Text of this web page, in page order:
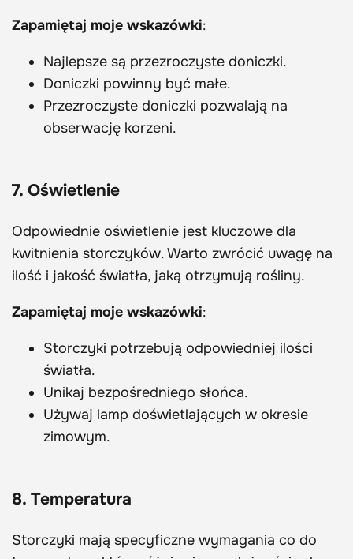
Zapamiętaj moje wskazówki:
Najlepsze są przezroczyste doniczki.
Doniczki powinny być małe.
Przezroczyste doniczki pozwalają na
obserwację korzeni.
7. Oświetlenie
Odpowiednie oświetlenie jest kluczowe dla
kwitnienia storczyków. Warto zwrócić uwagę na
ilość i jakość światła, jaką otrzymują rośliny.
Zapamiętaj moje wskazówki:
Storczyki potrzebują odpowiedniej ilości
światła.
Unikaj bezpośredniego słońca.
Używaj lamp doświetlających w okresie
zimowym.
8. Temperatura
Storczyki mają specyficzne wymagania co do